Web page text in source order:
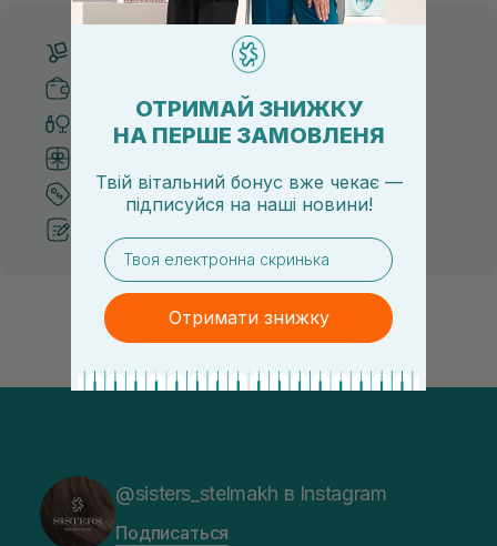
Бесплатная доставка от 3000 UAH
Только оригинальная косметика
Лучшие цены и топ товары
@sisters_stelmakh в Instagram
Подписаться
ОТРИМАЙ ЗНИЖКУ
НА ПЕРШЕ ЗАМОВЛЕНЯ
Твій вітальний бонус вже чекає —
підписуйся на наші новини!
email
Отримати знижку